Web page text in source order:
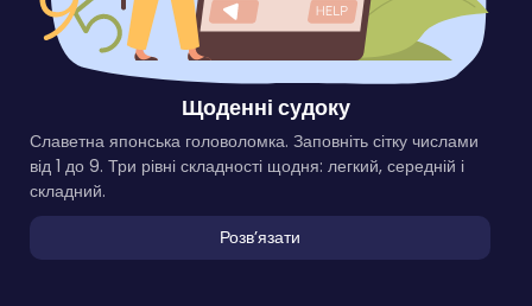
Щоденні судоку
Славетна японська головоломка. Заповніть сітку числами
від 1 до 9. Три рівні складності щодня: легкий, середній і
складний.
Розвʼязати